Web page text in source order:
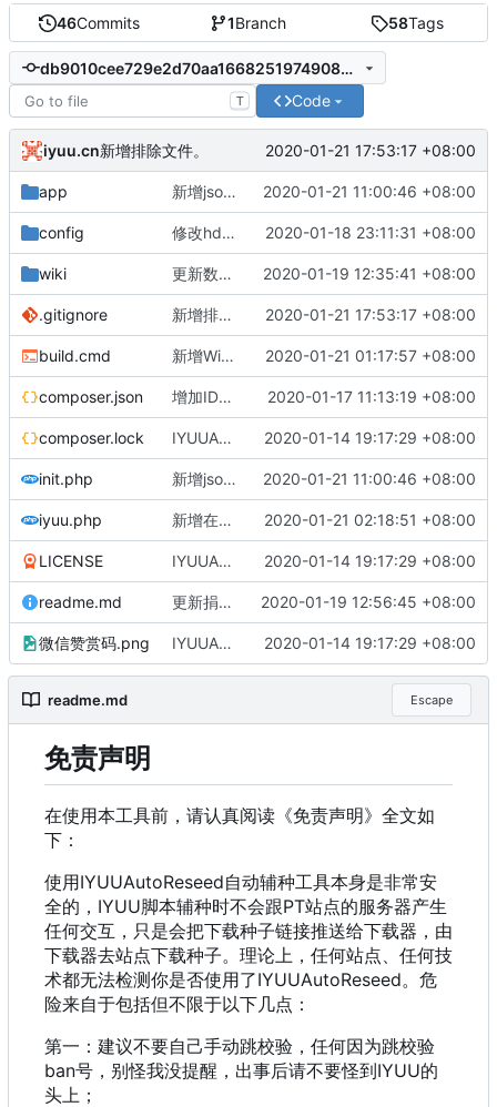
46Commits 1Branch 58Tags
db9010cee729e2d70aa1668251974908575e8082
T Code
iyuu.cn新增排除文件。 2020-01-21 17:53:17 +08:00
app 新增json支持的站点列表本地化 2020-01-21 11:00:46 +08:00
config 修改hdbug站点示例配置信息 2020-01-18 23:11:31 +08:00
wiki 更新数据清理 2020-01-19 12:35:41 +08:00
.gitignore 新增排除文件。 2020-01-21 17:53:17 +08:00
build.cmd 新增Windows系统composer install安装依赖包命令 2020-01-21 01:17:57 +08:00
composer.json 增加IDE注释 2020-01-17 11:13:19 +08:00
composer.lock IYUUAutoReseed初始化版本库v0.2.0 2020-01-14 19:17:29 +08:00
init.php 新增json支持的站点列表本地化 2020-01-21 11:00:46 +08:00
iyuu.php 新增在线查询支持站点表格显示 2020-01-21 02:18:51 +08:00
LICENSE IYUUAutoReseed初始化版本库v0.2.0 2020-01-14 19:17:29 +08:00
readme.md 更新捐赠名单 2020-01-19 12:56:45 +08:00
微信赞赏码.png IYUUAutoReseed初始化版本库v0.2.0 2020-01-14 19:17:29 +08:00
readme.md Escape
免责声明
在使用本工具前，请认真阅读《免责声明》全文如
下：
使用IYUUAutoReseed自动辅种工具本身是非常安
全的，IYUU脚本辅种时不会跟PT站点的服务器产生
任何交互，只是会把下载种子链接推送给下载器，由
下载器去站点下载种子。理论上，任何站点、任何技
术都无法检测你是否使用了IYUUAutoReseed。危
险来自于包括但不限于以下几点：
第一：建议不要自己手动跳校验，任何因为跳校验
ban号，别怪我没提醒，出事后请不要怪到IYUU的
头上；